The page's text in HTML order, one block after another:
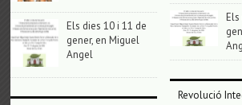
Els dies 10 i 11 de
gener, en Miguel
Angel
Els
Revolució